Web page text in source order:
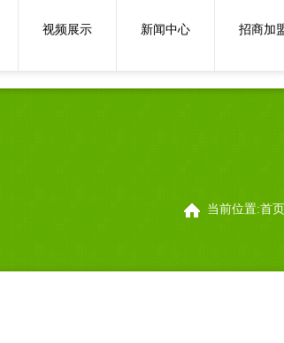
视频展示 新闻中心 招商加
当前位置:首页